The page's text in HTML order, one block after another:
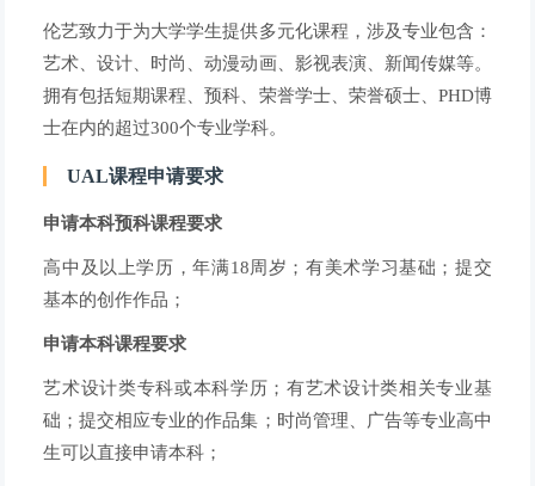
伦艺致力于为大学学生提供多元化课程，涉及专业包含：
艺术、设计、时尚、动漫动画、影视表演、新闻传媒等。
拥有包括短期课程、预科、荣誉学士、荣誉硕士、PHD博
士在内的超过300个专业学科。
UAL课程申请要求
申请本科预科课程要求
高中及以上学历，年满18周岁；有美术学习基础；提交
基本的创作作品；
申请本科课程要求
艺术设计类专科或本科学历；有艺术设计类相关专业基
础；提交相应专业的作品集；时尚管理、广告等专业高中
生可以直接申请本科；